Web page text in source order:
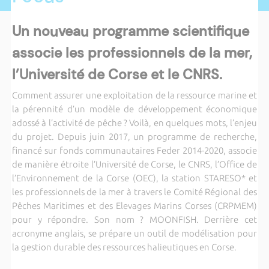
Un nouveau programme scientifique
associe les professionnels de la mer,
l’Université de Corse et le CNRS.
Comment assurer une exploitation de la ressource marine et
la pérennité d’un modèle de développement économique
adossé à l’activité de pêche ? Voilà, en quelques mots, l’enjeu
du projet. Depuis juin 2017, un programme de recherche,
financé sur fonds communautaires Feder 2014-2020, associe
de manière étroite l’Université de Corse, le CNRS, l’Office de
l’Environnement de la Corse (OEC), la station STARESO* et
les professionnels de la mer à travers le Comité Régional des
Pêches Maritimes et des Elevages Marins Corses (CRPMEM)
pour y répondre. Son nom ? MOONFISH. Derrière cet
acronyme anglais, se prépare un outil de modélisation pour
la gestion durable des ressources halieutiques en Corse.